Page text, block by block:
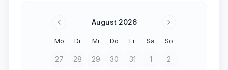
August 2026
Mo Di Mi Do Fr Sa So
27 28 29 30 31 1 2